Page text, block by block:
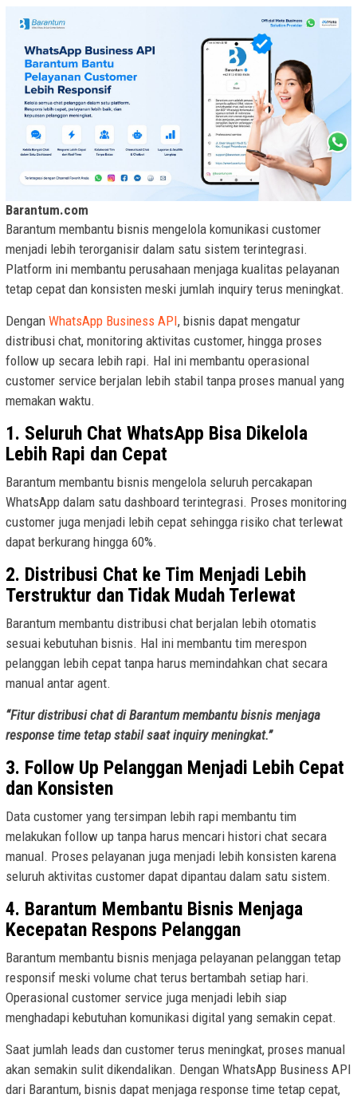
Barantum.com
Barantum membantu bisnis mengelola komunikasi customer
menjadi lebih terorganisir dalam satu sistem terintegrasi.
Platform ini membantu perusahaan menjaga kualitas pelayanan
tetap cepat dan konsisten meski jumlah inquiry terus meningkat.
Dengan WhatsApp Business API, bisnis dapat mengatur
distribusi chat, monitoring aktivitas customer, hingga proses
follow up secara lebih rapi. Hal ini membantu operasional
customer service berjalan lebih stabil tanpa proses manual yang
memakan waktu.
1. Seluruh Chat WhatsApp Bisa Dikelola
Lebih Rapi dan Cepat
Barantum membantu bisnis mengelola seluruh percakapan
WhatsApp dalam satu dashboard terintegrasi. Proses monitoring
customer juga menjadi lebih cepat sehingga risiko chat terlewat
dapat berkurang hingga 60%.
2. Distribusi Chat ke Tim Menjadi Lebih
Terstruktur dan Tidak Mudah Terlewat
Barantum membantu distribusi chat berjalan lebih otomatis
sesuai kebutuhan bisnis. Hal ini membantu tim merespon
pelanggan lebih cepat tanpa harus memindahkan chat secara
manual antar agent.
“Fitur distribusi chat di Barantum membantu bisnis menjaga
response time tetap stabil saat inquiry meningkat.”
3. Follow Up Pelanggan Menjadi Lebih Cepat
dan Konsisten
Data customer yang tersimpan lebih rapi membantu tim
melakukan follow up tanpa harus mencari histori chat secara
manual. Proses pelayanan juga menjadi lebih konsisten karena
seluruh aktivitas customer dapat dipantau dalam satu sistem.
4. Barantum Membantu Bisnis Menjaga
Kecepatan Respons Pelanggan
Barantum membantu bisnis menjaga pelayanan pelanggan tetap
responsif meski volume chat terus bertambah setiap hari.
Operasional customer service juga menjadi lebih siap
menghadapi kebutuhan komunikasi digital yang semakin cepat.
Saat jumlah leads dan customer terus meningkat, proses manual
akan semakin sulit dikendalikan. Dengan WhatsApp Business API
dari Barantum, bisnis dapat menjaga response time tetap cepat,